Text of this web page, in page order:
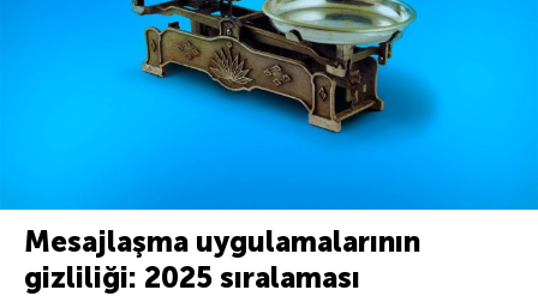
Mesajlaşma uygulamalarının
gizliliği: 2025 sıralaması